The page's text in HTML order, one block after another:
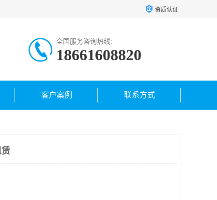
资质认证
全国服务咨询热线:
18661608820
客户案例 联系方式